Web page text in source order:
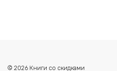
© 2026 Книги со скидками